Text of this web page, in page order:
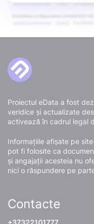
Proiectul eData a fost
veridice și actualizate
activează în cadrul legal
Informațiile afișate pe
pot fi folosite ca
și angajații acesteia nu
nici o răspundere pe
Contacte